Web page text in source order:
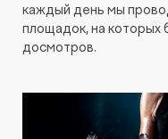
каждый день мы
площадок, на которых
досмотров.